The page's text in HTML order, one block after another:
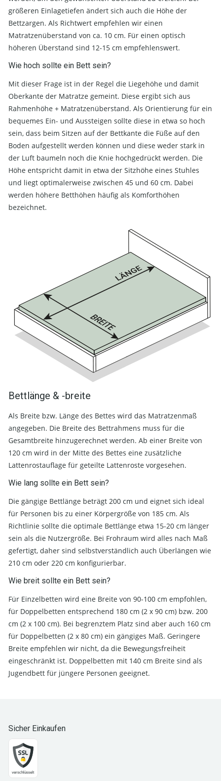
größeren Einlagetiefen ändert sich auch die Höhe der
Bettzargen. Als Richtwert empfehlen wir einen
Matratzenüberstand von ca. 10 cm. Für einen optisch
höheren Überstand sind 12-15 cm empfehlenswert.
Wie hoch sollte ein Bett sein?
Mit dieser Frage ist in der Regel die Liegehöhe und damit
Oberkante der Matratze gemeint. Diese ergibt sich aus
Rahmenhöhe + Matratzenüberstand. Als Orientierung für ein
bequemes Ein- und Aussteigen sollte diese in etwa so hoch
sein, dass beim Sitzen auf der Bettkante die Füße auf den
Boden aufgestellt werden können und diese weder stark in
der Luft baumeln noch die Knie hochgedrückt werden. Die
Höhe entspricht damit in etwa der Sitzhöhe eines Stuhles
und liegt optimalerweise zwischen 45 und 60 cm. Dabei
werden höhere Betthöhen häufig als Komforthöhen
bezeichnet.
Bettlänge & -breite
Als Breite bzw. Länge des Bettes wird das Matratzenmaß
angegeben. Die Breite des Bettrahmens muss für die
Gesamtbreite hinzugerechnet werden. Ab einer Breite von
120 cm wird in der Mitte des Bettes eine zusätzliche
Lattenrostauflage für geteilte Lattenroste vorgesehen.
Wie lang sollte ein Bett sein?
Die gängige Bettlänge beträgt 200 cm und eignet sich ideal
für Personen bis zu einer Körpergröße von 185 cm. Als
Richtlinie sollte die optimale Bettlänge etwa 15-20 cm länger
sein als die Nutzergröße. Bei Frohraum wird alles nach Maß
gefertigt, daher sind selbstverständlich auch Überlängen wie
210 cm oder 220 cm konfigurierbar.
Wie breit sollte ein Bett sein?
Für Einzelbetten wird eine Breite von 90-100 cm empfohlen,
für Doppelbetten entsprechend 180 cm (2 x 90 cm) bzw. 200
cm (2 x 100 cm). Bei begrenztem Platz sind aber auch 160 cm
für Doppelbetten (2 x 80 cm) ein gängiges Maß. Geringere
Breite empfehlen wir nicht, da die Bewegungsfreiheit
eingeschränkt ist. Doppelbetten mit 140 cm Breite sind als
Jugendbett für jüngere Personen geeignet.
Sicher Einkaufen